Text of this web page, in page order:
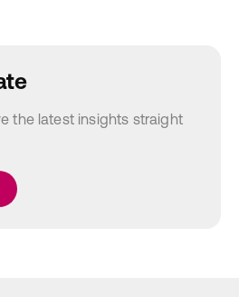
the latest insights straight